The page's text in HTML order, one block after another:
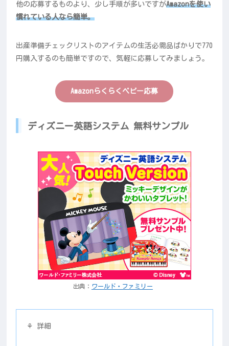
他の応募するものより、少し手順が多いですがAmazonを使い
慣れている人なら簡単。
出産準備チェックリストのアイテムの生活必需品ばかりで770
円購入するのも簡単ですので、気軽に応募してみましょう。
Amazonらくらくベビー応募
ディズニー英語システム 無料サンプル
出典： ワールド・ファミリー
⚘ 詳細